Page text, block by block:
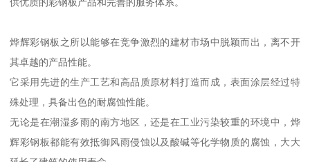
烨辉彩钢板之所以能够在竞争激烈的建材市场中脱颖而出，离不开
其卓越的产品性能。
它采用先进的生产工艺和高品质原材料打造而成，表面涂层经过特
殊处理，具备出色的耐腐蚀性能。
无论是在潮湿多雨的南方地区，还是在工业污染较重的环境中，烨
辉彩钢板都能有效抵御风雨侵蚀以及酸碱等化学物质的腐蚀，大大